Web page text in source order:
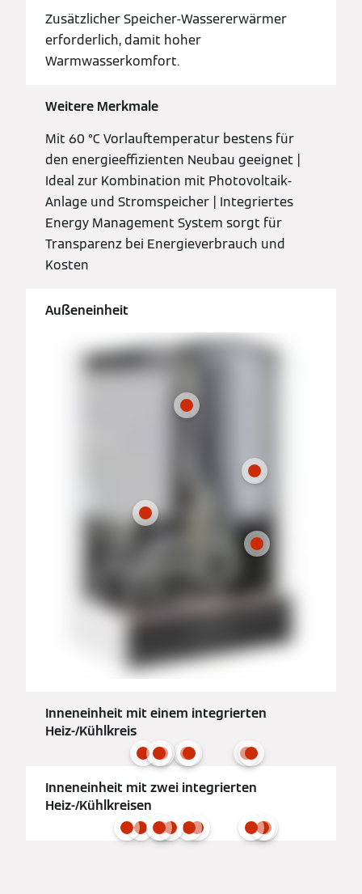
Zusätzlicher Speicher-Wassererwärmer
erforderlich, damit hoher
Warmwasserkomfort.
Weitere Merkmale
Mit 60 °C Vorlauftemperatur bestens für
den energieeffizienten Neubau geeignet |
Ideal zur Kombination mit Photovoltaik-
Anlage und Stromspeicher | Integriertes
Energy Management System sorgt für
Transparenz bei Energieverbrauch und
Kosten
Außeneinheit
Inneneinheit mit einem integrierten
Heiz-/Kühlkreis
Inneneinheit mit zwei integrierten
Heiz-/Kühlkreisen